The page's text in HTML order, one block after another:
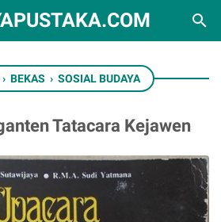
› BEKAS › SOSIAL BUDAYA
Tatacara Kejawen